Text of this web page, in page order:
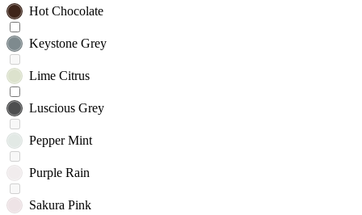
Hot Chocolate
Keystone Grey
Lime Citrus
Luscious Grey
Pepper Mint
Purple Rain
Sakura Pink